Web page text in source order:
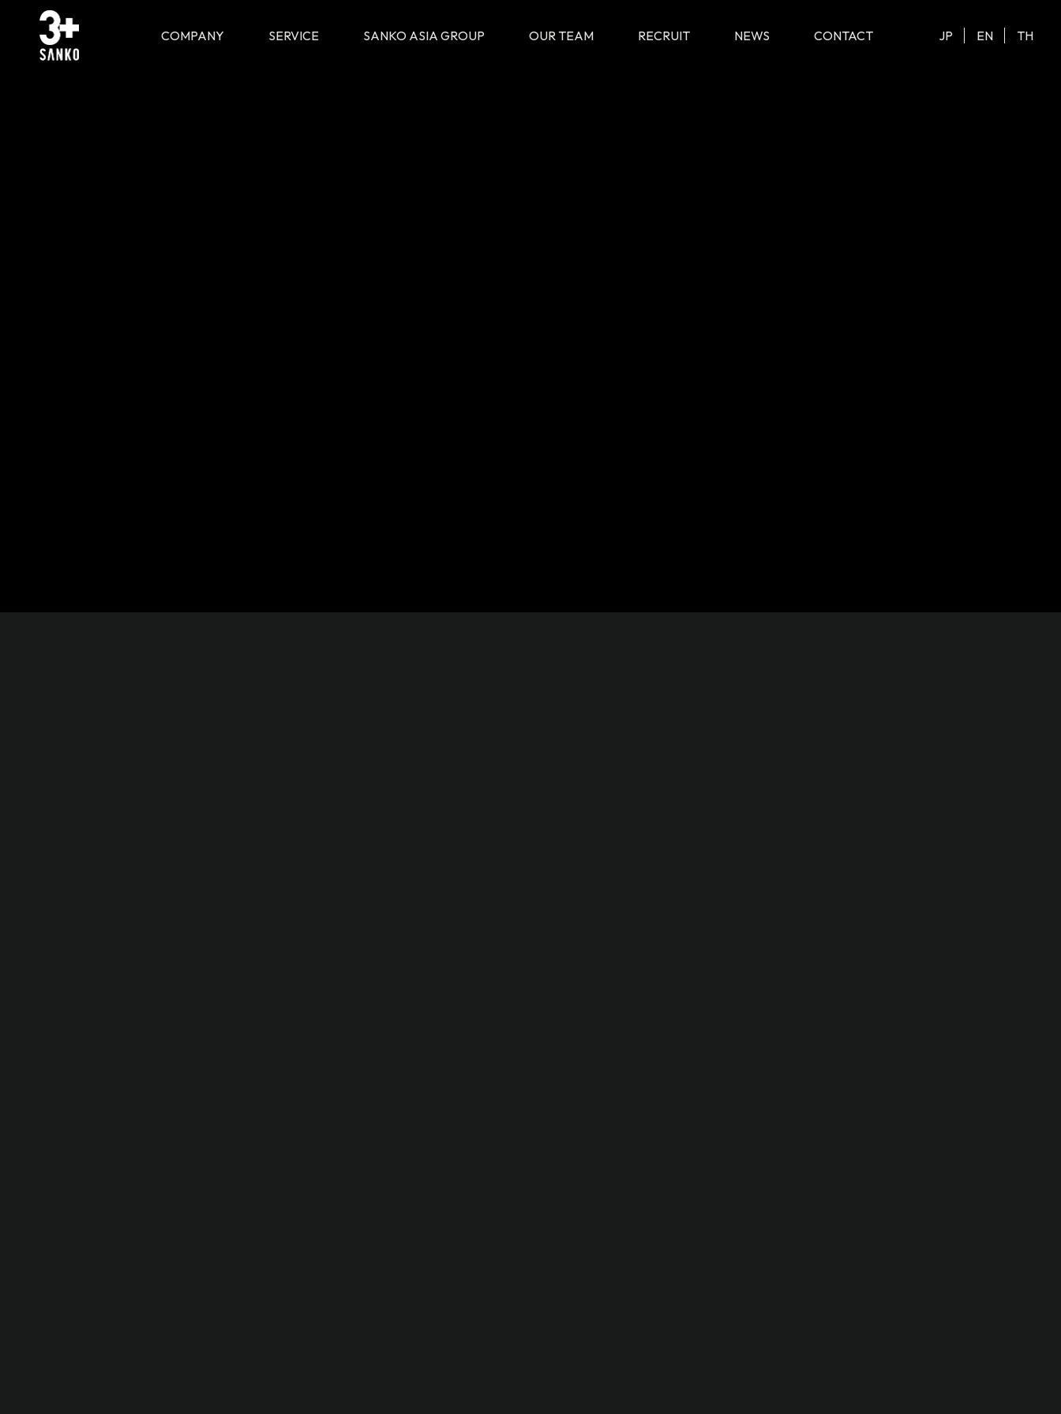
COMPANY SERVICE SANKO ASIA GROUP OUR TEAM RECRUIT NEWS CONTACT JP EN TH